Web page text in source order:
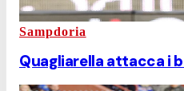
Sampdoria
Quagliarella attacca i